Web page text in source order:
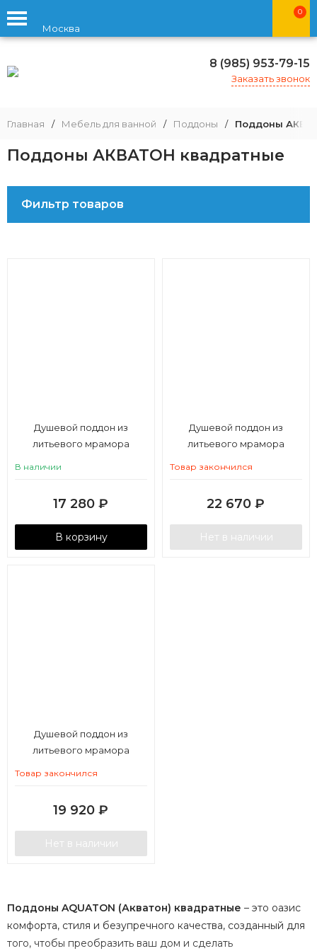
Москва
0
8 (985) 953-79-15
Заказать звонок
Главная / Мебель для ванной / Поддоны / Поддоны
Поддоны АКВАТОН квадратные
Фильтр товаров
Душевой поддон из
литьевого мрамора
В наличии
17 280 ₽
В корзину
Душевой поддон из
литьевого мрамора
Товар закончился
22 670 ₽
Нет в наличии
Душевой поддон из
литьевого мрамора
Товар закончился
19 920 ₽
Нет в наличии
Поддоны AQUATON (Акватон) квадратные – это оазис
комфорта, стиля и безупречного качества, созданный для
того, чтобы преобразить ваш дом и сделать